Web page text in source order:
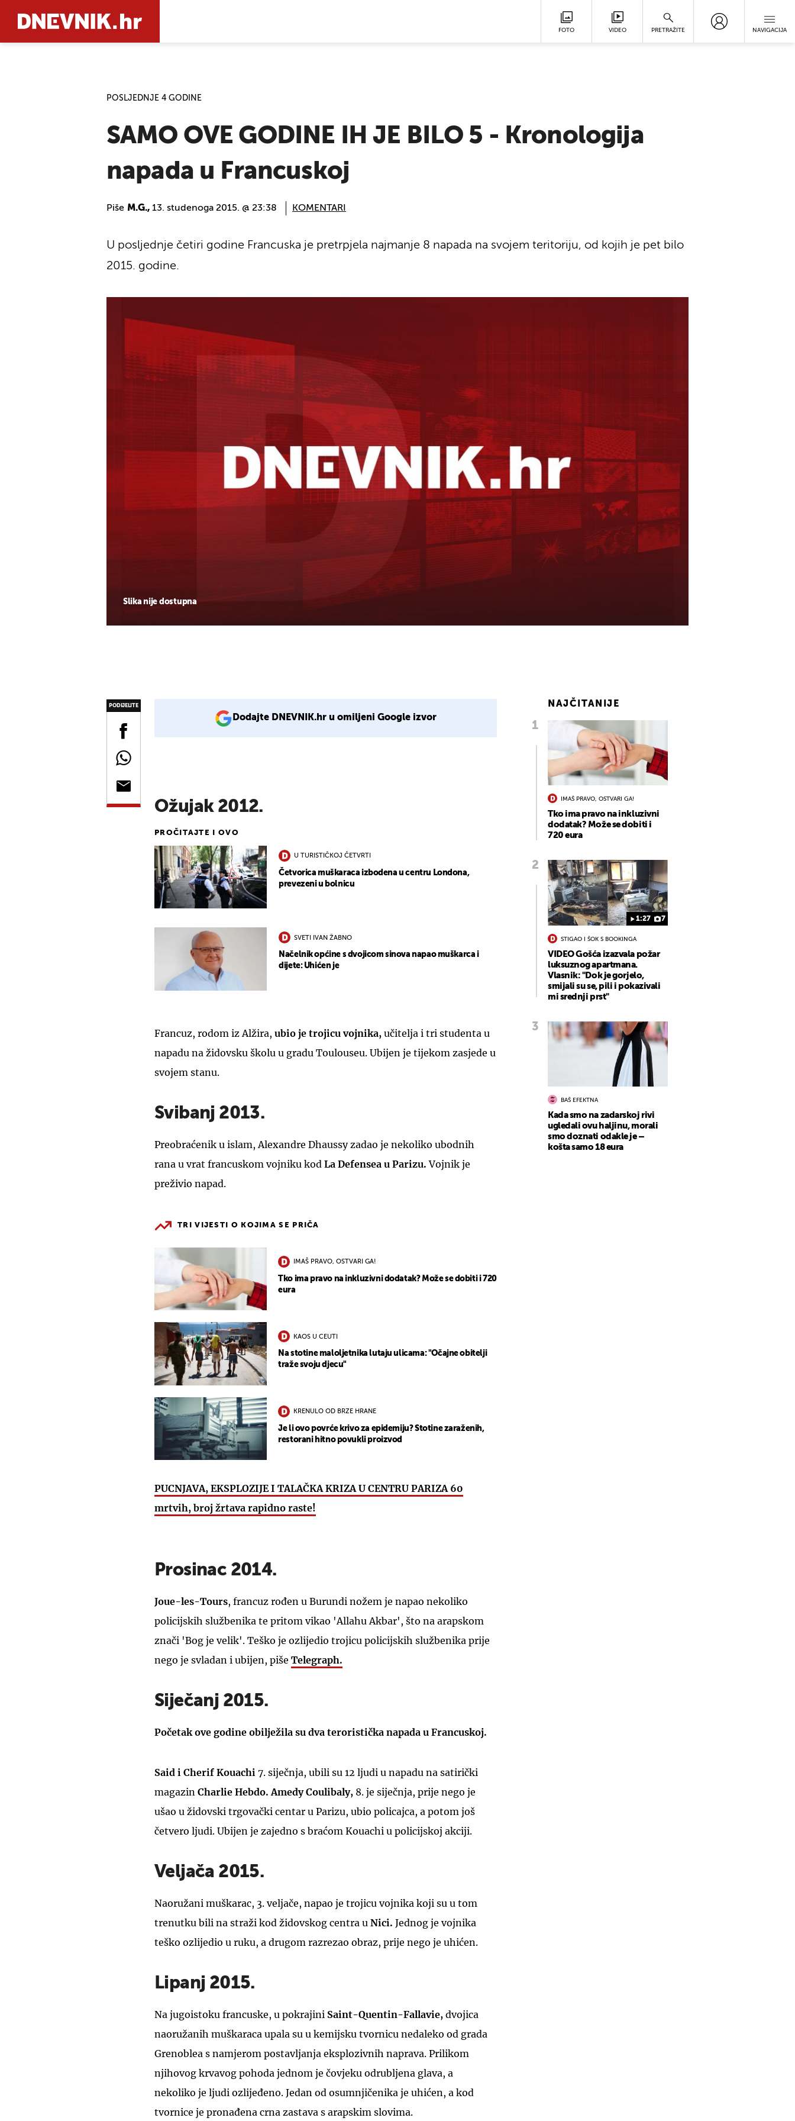
FOTO VIDEO PRETRAŽITE NAVIGACIJA
POSLJEDNJE 4 GODINE
SAMO OVE GODINE IH JE BILO 5 - Kronologija
napada u Francuskoj
Piše M.G., 13. studenoga 2015. @ 23:38 KOMENTARI
Slika nije dostupna
U posljednje četiri godine Francuska je pretrpjela najmanje 8 napada na svojem teritoriju, od kojih je pet bilo
2015. godine.
PODIJELITE
Dodajte DNEVNIK.hr u omiljeni Google izvor
Ožujak 2012.
PROČITAJTE I OVO
U TURISTIČKOJ ČETVRTI
Četvorica muškaraca izbodena u centru Londona,
prevezeni u bolnicu
SVETI IVAN ŽABNO
Načelnik općine s dvojicom sinova napao muškarca i
dijete: Uhićen je
Francuz, rodom iz Alžira, ubio je trojicu vojnika, učitelja i tri studenta u
napadu na židovsku školu u gradu Toulouseu. Ubijen je tijekom zasjede u
svojem stanu.
Svibanj 2013.
Preobraćenik u islam, Alexandre Dhaussy zadao je nekoliko ubodnih
rana u vrat francuskom vojniku kod La Defensea u Parizu.Vojnik je
preživio napad.
TRI VIJESTI O KOJIMA SE PRIČA
IMAŠ PRAVO, OSTVARI GA!
Tko ima pravo na inkluzivni dodatak? Može se dobiti i 720
eura
KAOS U CEUTI
Na stotine maloljetnika lutaju ulicama: "Očajne obitelji
traže svoju djecu"
KRENULO OD BRZE HRANE
Je li ovo povrće krivo za epidemiju? Stotine zaraženih,
restorani hitno povukli proizvod
PUCNJAVA, EKSPLOZIJE I TALAČKA KRIZA U CENTRU PARIZA 60
mrtvih, broj žrtava rapidno raste!
Prosinac 2014.
Joue-les-Tours, francuz rođen u Burundi nožem je napao nekoliko
policijskih službenika te pritom vikao 'Allahu Akbar', što na arapskom
znači 'Bog je velik'. Teško je ozlijedio trojicu policijskih službenika prije
nego je svladan i ubijen, piše Telegraph.
Siječanj 2015.
Početak ove godine obilježila su dva teroristička napada u Francuskoj.
Said i Cherif Kouachi 7. siječnja, ubili su 12 ljudi u napadu na satirički
magazin Charlie Hebdo.Amedy Coulibaly, 8. je siječnja, prije nego je
ušao u židovski trgovački centar u Parizu, ubio policajca, a potom još
četvero ljudi. Ubijen je zajedno s braćom Kouachi u policijskoj akciji.
Veljača 2015.
Naoružani muškarac, 3. veljače, napao je trojicu vojnika koji su u tom
trenutku bili na straži kod židovskog centra u Nici. Jednog je vojnika
teško ozlijedio u ruku, a drugom razrezao obraz, prije nego je uhićen.
Lipanj 2015.
Na jugoistoku francuske, u pokrajini Saint-Quentin-Fallavie, dvojica
naoružanih muškaraca upala su u kemijsku tvornicu nedaleko od grada
Grenoblea s namjerom postavljanja eksplozivnih naprava. Prilikom
njihovog krvavog pohoda jednom je čovjeku odrubljena glava, a
nekoliko je ljudi ozlijeđeno. Jedan od osumnjičenika je uhićen, a kod
tvornice je pronađena crna zastava s arapskim slovima.
NAJČITANIJE
IMAŠ PRAVO, OSTVARI GA!
Tko ima pravo na inkluzivni
dodatak? Može se dobiti i
720 eura
1:27 7
STIGAO I ŠOK S BOOKINGA
VIDEO Gošća izazvala požar
luksuznog apartmana.
Vlasnik: "Dok je gorjelo,
smijali su se, pili i pokazivali
mi srednji prst"
BAŠ EFEKTNA
Kada smo na zadarskoj rivi
ugledali ovu haljinu, morali
smo doznati odakle je –
košta samo 18 eura
UKLJUČITE NOTIFIKACIJE